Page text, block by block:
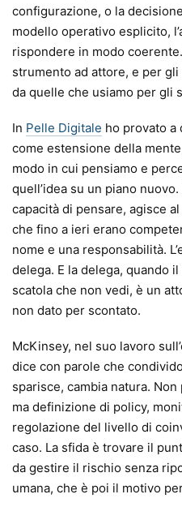
configurazione, o la
modello operativo esplicito,
rispondere in modo
strumento ad attore, e per
da quelle che usiamo per gli
In Pelle Digitale ho provato a
come estensione della
modo in cui pensiamo e
quell’idea su un piano
capacità di pensare, agisce
che fino a ieri erano
nome e una responsabilità.
delega. E la delega, quando
scatola che non vedi, è un
non dato per scontato.
McKinsey, nel suo lavoro
dice con parole che
sparisce, cambia natura.
ma definizione di policy,
regolazione del livello di
caso. La sfida è trovare il
da gestire il rischio senza
umana, che è poi il motivo